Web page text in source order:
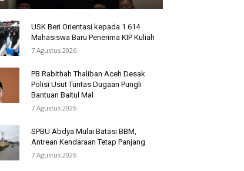
USK Beri Orientasi kepada 1.614
Mahasiswa Baru Penerima KIP Kuliah
7 Agustus 2026
PB Rabithah Thaliban Aceh Desak
Polisi Usut Tuntas Dugaan Pungli
Bantuan Baitul Mal
7 Agustus 2026
SPBU Abdya Mulai Batasi BBM,
Antrean Kendaraan Tetap Panjang
7 Agustus 2026